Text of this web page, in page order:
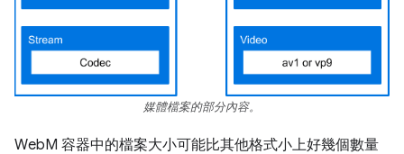
媒體檔案的部分內容。
WebM 容器中的檔案大小可能比其他格式小上好幾個數量